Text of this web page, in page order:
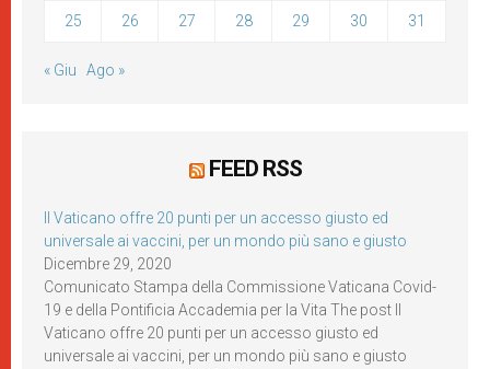
25 26 27 28 29 30 31
« Giu Ago »
FEED RSS
Il Vaticano offre 20 punti per un accesso giusto ed
universale ai vaccini, per un mondo più sano e giusto
Dicembre 29, 2020
Comunicato Stampa della Commissione Vaticana Covid-
19 e della Pontificia Accademia per la Vita The post Il
Vaticano offre 20 punti per un accesso giusto ed
universale ai vaccini, per un mondo più sano e giusto